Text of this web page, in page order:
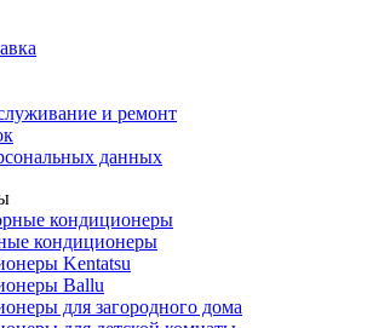
и ремонт
данных
кондиционеры
кондиционеры
Kentatsu
Ballu
для загородного дома